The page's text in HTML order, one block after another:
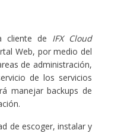
cliente de IFX Cloud
Web, por medio del
de administración,
de los servicios
manejar backups de
de escoger, instalar y